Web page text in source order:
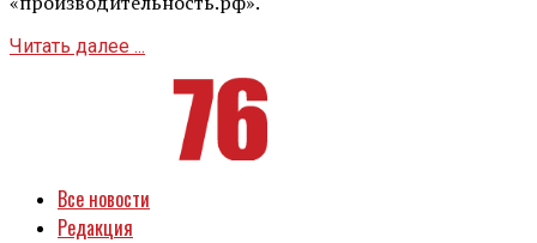
Читать далее ...
Все новости
Редакция